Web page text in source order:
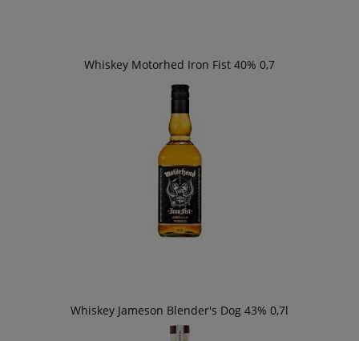
Whiskey Motorhed Iron Fist 40% 0,7
Whiskey Jameson Blender's Dog 43% 0,7l